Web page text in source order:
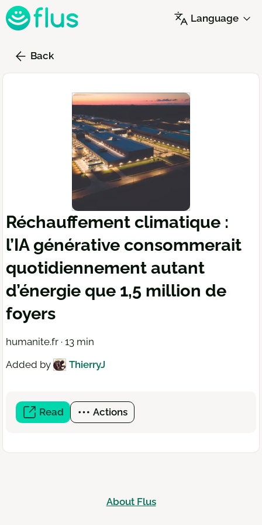
Skip
to
content
Language
Back
Réchauffement climatique :
l’IA générative consommerait
quotidiennement autant
d’énergie que 1,5 million de
foyers
humanite.fr · 13 min
Added by
ThierryJ
Read (open
a
window)
Actions
About Flus